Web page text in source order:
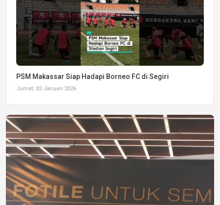
PSM Makassar Siap Hadapi Borneo FC di Segiri
Jumat, 02 Januari 2026